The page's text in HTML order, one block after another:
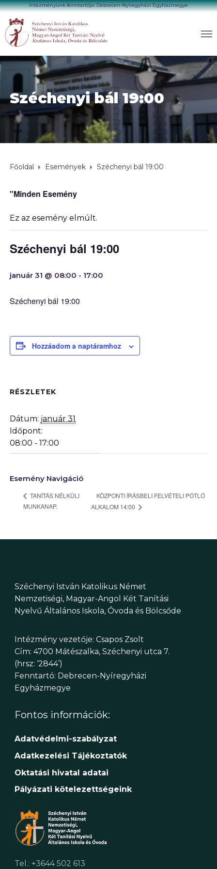
Intézményünk fenntartója: Debrecen-Nyíregyházi Egyházmegye
Széchenyi bál 19:00
Főoldal Események Széchenyi bál 19:00
"Minden Esemény
Ez az esemény elmúlt.
Széchenyi bál 19:00
január 31 @ 08:00 - 17:00
Széchenyi bál 19:00
Hozzáadom a naptáramhoz
RÉSZLETEK
Dátum: január 31
Időpont:
08:00 - 17:00
Esemény Navigáció
TANÍTÁS NÉLKÜLI
MUNKANAP.
KÖZPONTI ÍRÁSBELI FELVÉTELI PÓTLÓ
ALKALOM 14:00
Széchenyi István Katolikus Német
Nemzetiségi, Magyar-Angol Két Tanítási
Nyelvű Általános Iskola, Óvoda és Bölcsőde
Intézmény vezetője: Csapos Zsolt
Cím: 4700 Mátészalka, Széchenyi utca 7.
(hrsz: ‘2844’)
Fenntartó: Debrecen-Nyíregyházi
Egyházmegye
Fontos információk:
Adatvédelmi-szabályzat
Adatkezelési Tájékoztatók
Oktatási hivatal adatai
Pályázati kötelezettségeink
Tel.: +3644 502 613